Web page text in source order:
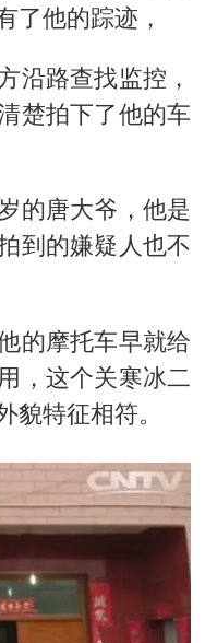
了他的踪迹，
沿路查找监控，
楚拍下了他的车
的唐大爷，他是
到的嫌疑人也不
的摩托车早就给
，这个关寒冰二
特征相符。